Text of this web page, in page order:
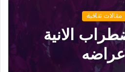
مقالات ثقافية
الانية